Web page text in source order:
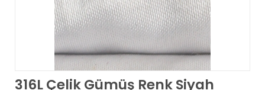
316L Çelik Gümüş Renk Siyah